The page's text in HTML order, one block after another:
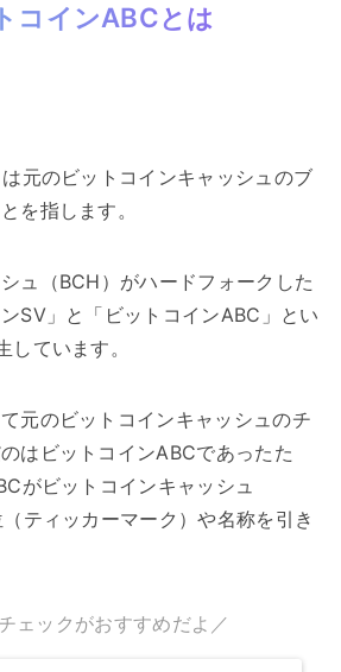
コインABCとは
元のビットコインキャッシュのブ
を指します。
ュ（BCH）がハードフォークした
SV」と「ビットコインABC」とい
しています。
元のビットコインキャッシュのチ
はビットコインABCであったた
がビットコインキャッシュ
（ティッカーマーク）や名称を引き
ェックがおすすめだよ／